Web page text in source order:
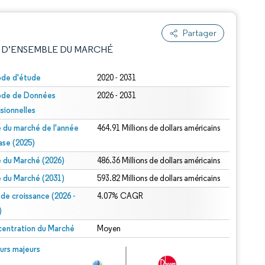
Partager
DU MARCHÉ
d'étude 2020 - 2031
de Données
2026 - 2031
du marché de l'année
(2025)
464.91 Millions de dollars américains
du Marché (2026) 486.36 Millions de dollars américains
du Marché (2031) 593.82 Millions de dollars américains
croissance (2026 -
4.07% CAGR
du Marché Moyen
majeurs
© Mordor Intelligence. La réutilisation nécessite une attribution sous CC BY 4.0.
sous CC BY 4.0.